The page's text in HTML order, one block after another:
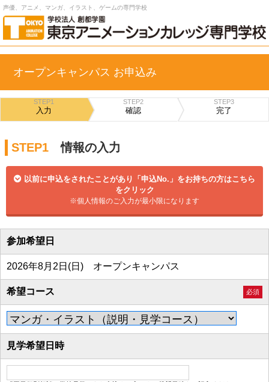
声優、アニメ、マンガ、イラスト、ゲームの専門学校
オープンキャンパス お申込み
STEP1
入力
STEP2
確認
STEP3
完了
STEP1 情報の入力
以前に申込をされたことがあり「申込No.」をお持ちの方はこちら
をクリック
※個人情報のご入力が最小限になります
参加希望日
2026年8月2日(日) オープンキャンパス
希望コース 必須
見学希望日時